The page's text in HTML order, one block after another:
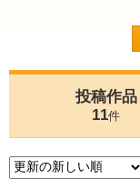
投稿作品
11件